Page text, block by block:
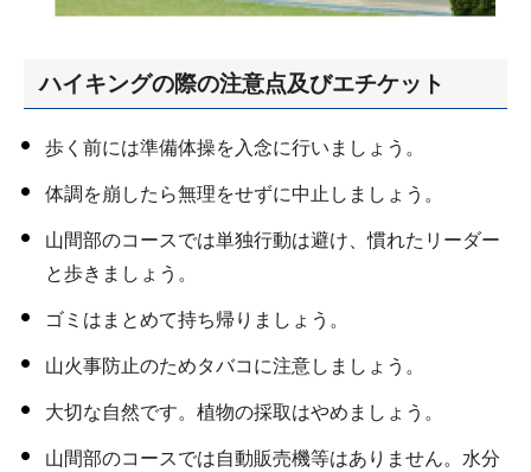
ハイキングの際の注意点及びエチケット
歩く前には準備体操を入念に行いましょう。
体調を崩したら無理をせずに中止しましょう。
山間部のコースでは単独行動は避け、慣れたリーダー
と歩きましょう。
ゴミはまとめて持ち帰りましょう。
山火事防止のためタバコに注意しましょう。
大切な自然です。植物の採取はやめましょう。
山間部のコースでは自動販売機等はありません。水分